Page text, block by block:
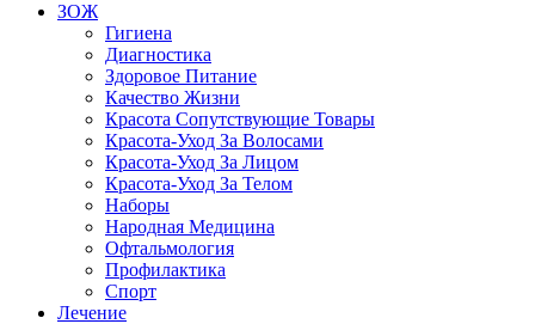
ЗОЖ
Гигиена
Диагностика
Здоровое Питание
Качество Жизни
Красота Сопутствующие Товары
Красота-Уход За Волосами
Красота-Уход За Лицом
Красота-Уход За Телом
Наборы
Народная Медицина
Офтальмология
Профилактика
Спорт
Лечение